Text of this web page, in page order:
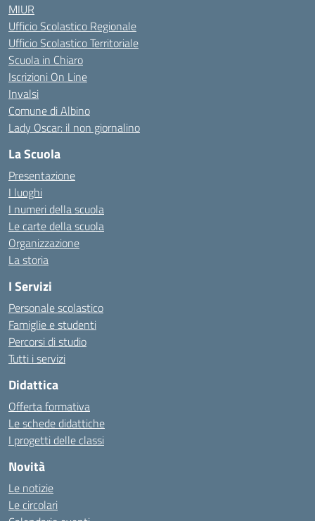
MIUR
Ufficio Scolastico Regionale
Ufficio Scolastico Territoriale
Scuola in Chiaro
Iscrizioni On Line
Invalsi
Comune di Albino
Lady Oscar: il non giornalino
La Scuola
Presentazione
I luoghi
I numeri della scuola
Le carte della scuola
Organizzazione
La storia
I Servizi
Personale scolastico
Famiglie e studenti
Percorsi di studio
Tutti i servizi
Didattica
Offerta formativa
Le schede didattiche
I progetti delle classi
Novità
Le notizie
Le circolari